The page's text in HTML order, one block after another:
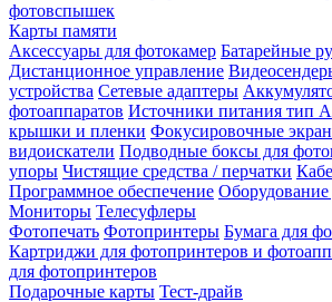
фотовспышек
Карты памяти
Аксессуары для фотокамер Батарейные
Дистанционное управление
устройства Сетевые адаптеры
фотоаппаратов Источники питания тип
крышки и пленки Фокусировочные
видоискатели Подводные боксы для
упоры Чистящие средства / перчатки
Программное обеспечение Оборудование
Мониторы Телесуфлеры
Фотопечать Фотопринтеры Бумага для
Картриджи для фотопринтеров и
для фотопринтеров
Подарочные карты Тест-драйв